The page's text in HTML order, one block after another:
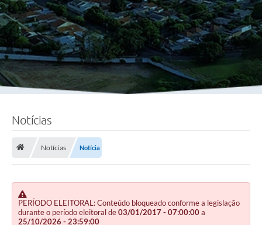
Notícias
Notícias Notícia
PERÍODO ELEITORAL: Conteúdo bloqueado conforme a legislação
durante o período eleitoral de03/01/2017 - 07:00:00a
25/10/2026 - 23:59:00